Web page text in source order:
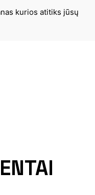
kurios atitiks jūsų